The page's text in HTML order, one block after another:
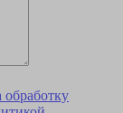
обработку